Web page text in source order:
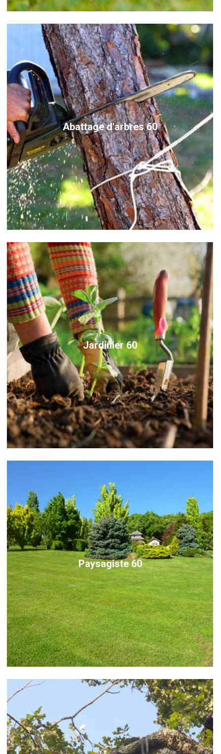
Abattage d'arbres 60
Jardinier 60
Paysagiste 60